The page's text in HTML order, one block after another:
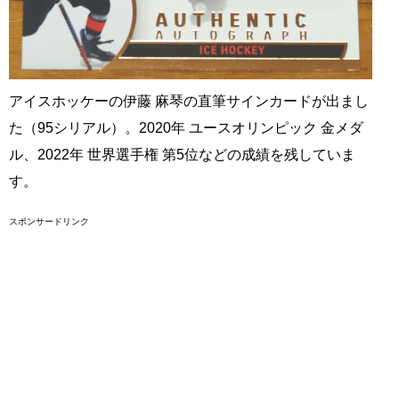
アイスホッケーの伊藤 麻琴の直筆サインカードが出まし
た（95シリアル）。2020年 ユースオリンピック 金メダ
ル、2022年 世界選手権 第5位などの成績を残していま
す。
スポンサードリンク